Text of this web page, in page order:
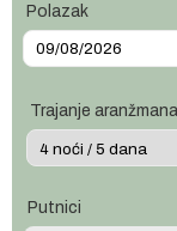
Polazak
Trajanje aranžmana
Putnici